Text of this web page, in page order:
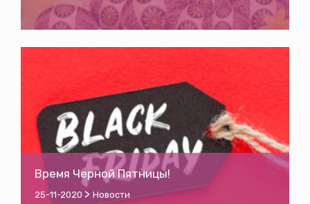
Время Черной Пятницы!
25-11-2020 > Новости